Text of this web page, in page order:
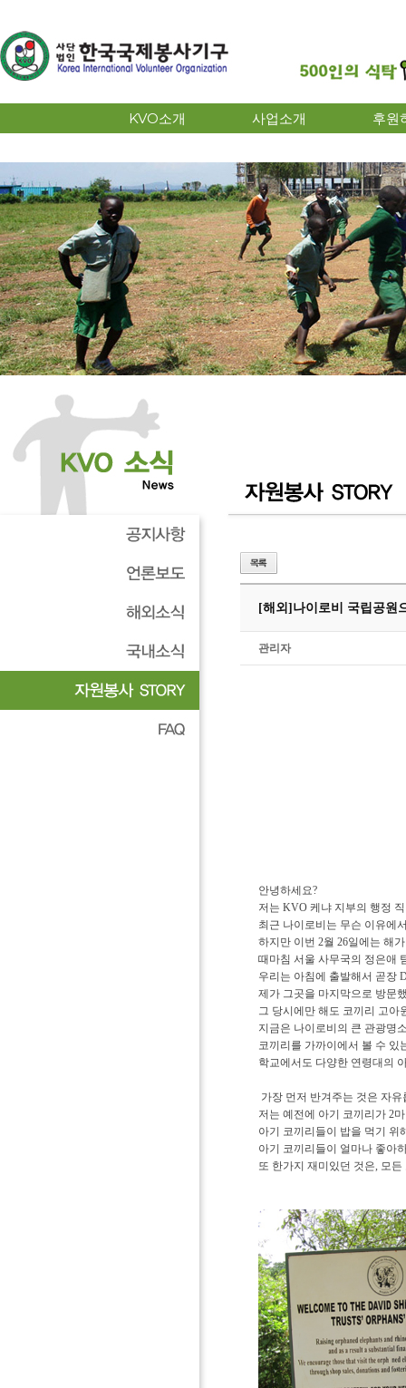
KVO소개 사업소개 후원
[해외] 나이로비 국립공원
관리자
안녕하세요?
저는 KVO 케냐 지부의 행정
최근 나이로비는 무슨 이유에
하지만 이번 2월 26일에는 해
때마침 서울 사무국의 정은애
우리는 아침에 출발해서 곧장
제가 그곳을 마지막으로 방문
그 당시에만 해도 코끼리 고아
지금은 나이로비의 큰 관광명
코끼리를 가까이에서 볼 수 있
학교에서도 다양한 연령대의
가장 먼저 반겨주는 것은 자
저는 예전에 아기 코끼리가 2
아기 코끼리들이 밥을 먹기 위
아기 코끼리들이 얼마나 좋아
또 한가지 재미있던 것은, 모